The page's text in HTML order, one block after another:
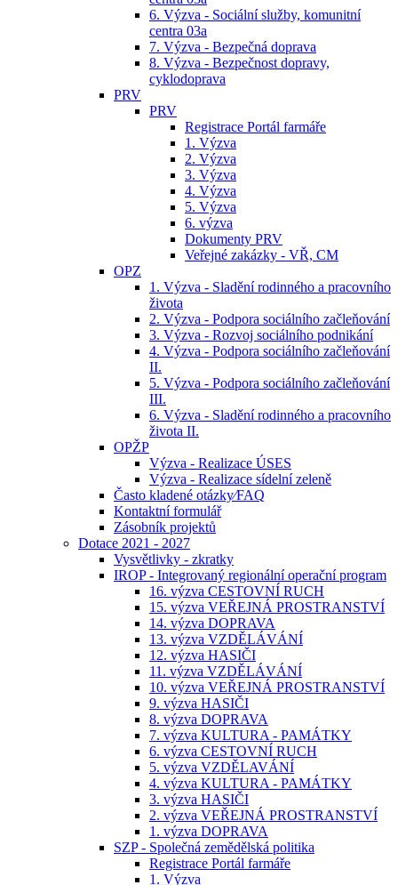
6. Výzva - Sociální služby, komunitní
centra 03a
7. Výzva - Bezpečná doprava
8. Výzva - Bezpečnost dopravy,
cyklodoprava
PRV
PRV
Registrace Portál farmáře
1. Výzva
2. Výzva
3. Výzva
4. Výzva
5. Výzva
6. výzva
Dokumenty PRV
Veřejné zakázky - VŘ, CM
OPZ
1. Výzva - Sladění rodinného a pracovního
života
2. Výzva - Podpora sociálního začleňování
3. Výzva - Rozvoj sociálního podnikání
4. Výzva - Podpora sociálního začleňování
II.
5. Výzva - Podpora sociálního začleňování
III.
6. Výzva - Sladění rodinného a pracovního
života II.
OPŽP
Výzva - Realizace ÚSES
Výzva - Realizace sídelní zeleně
Často kladené otázky⁄FAQ
Kontaktní formulář
Zásobník projektů
Dotace 2021 - 2027
Vysvětlivky - zkratky
IROP - Integrovaný regionální operační program
16. výzva CESTOVNÍ RUCH
15. výzva VEŘEJNÁ PROSTRANSTVÍ
14. výzva DOPRAVA
13. výzva VZDĚLÁVÁNÍ
12. výzva HASIČI
11. výzva VZDĚLÁVÁNÍ
10. výzva VEŘEJNÁ PROSTRANSTVÍ
9. výzva HASIČI
8. výzva DOPRAVA
7. výzva KULTURA - PAMÁTKY
6. výzva CESTOVNÍ RUCH
5. výzva VZDĚLAVÁNÍ
4. výzva KULTURA - PAMÁTKY
3. výzva HASIČI
2. výzva VEŘEJNÁ PROSTRANSTVÍ
1. výzva DOPRAVA
SZP - Společná zemědělská politika
Registrace Portál farmáře
1. Výzva